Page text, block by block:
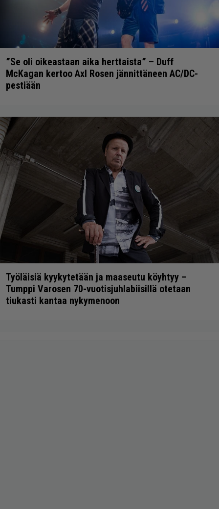
”Se oli oikeastaan aika herttaista” – Duff
McKagan kertoo Axl Rosen jännittäneen AC/DC-
pestiään
Työläisiä kyykytetään ja maaseutu köyhtyy –
Tumppi Varosen 70-vuotisjuhlabiisillä otetaan
tiukasti kantaa nykymenoon